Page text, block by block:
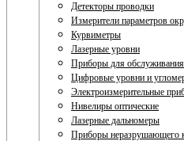
Детекторы проводки
Измерители параметров
Курвиметры
Лазерные уровни
Приборы для обслуживания
Цифровые уровни и
Электроизмерительные
Нивелиры оптические
Лазерные дальномеры
Приборы неразрушающего